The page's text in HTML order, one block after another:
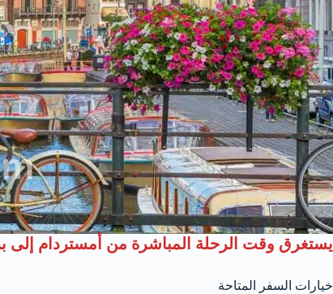
يستغرق وقت الرحلة المباشرة من أمستردام إلى برشلونة حوالي
خيارات السفر المتاحة